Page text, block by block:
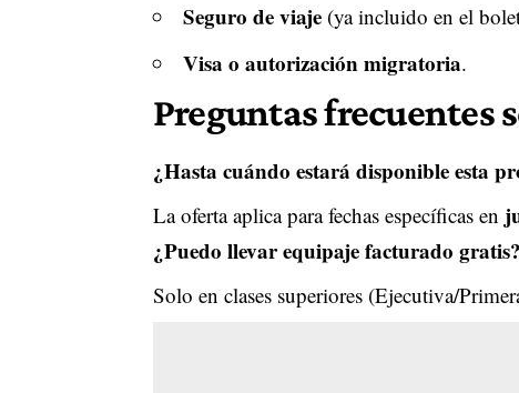
Seguro de viaje(ya incluido en el
Visa o autorización migratoria.
Preguntas frecuentes
¿Hasta cuándo estará disponible esta
La oferta aplica para fechas específicas en
¿Puedo llevar equipaje facturado gratis?
Solo en clases superiores (Ejecutiva/